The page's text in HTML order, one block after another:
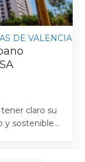
DE VALENCIA
claro su
sostenible...